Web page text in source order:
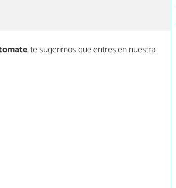
, te sugerimos que entres en nuestra